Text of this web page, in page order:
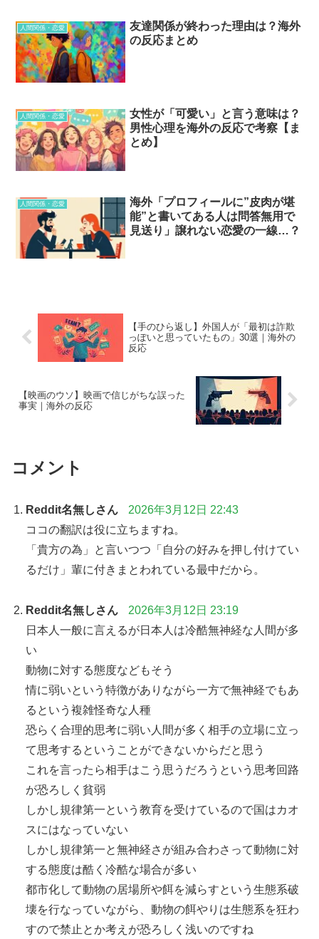
人間関係・恋愛
友達関係が終わった理由は？海外
の反応まとめ
人間関係・恋愛
女性が「可愛い」と言う意味は？
男性心理を海外の反応で考察【ま
とめ】
人間関係・恋愛
海外「プロフィールに”皮肉が堪
能”と書いてある人は問答無用で
見送り」譲れない恋愛の一線…？
【手のひら返し】外国人が「最初は詐欺
っぽいと思っていたもの」30選｜海外の
反応
【映画のウソ】映画で信じがちな誤った
事実｜海外の反応
コメント
Reddit名無しさん
2026年3月12日 22:43
ココの翻訳は役に立ちますね。
「貴方の為」と言いつつ「自分の好みを押し付けてい
るだけ」輩に付きまとわれている最中だから。
Reddit名無しさん
2026年3月12日 23:19
日本人一般に言えるが日本人は冷酷無神経な人間が多
い
動物に対する態度などもそう
情に弱いという特徴がありながら一方で無神経でもあ
るという複雑怪奇な人種
恐らく合理的思考に弱い人間が多く相手の立場に立っ
て思考するということができないからだと思う
これを言ったら相手はこう思うだろうという思考回路
が恐ろしく貧弱
しかし規律第一という教育を受けているので国はカオ
スにはなっていない
しかし規律第一と無神経さが組み合わさって動物に対
する態度は酷く冷酷な場合が多い
都市化して動物の居場所や餌を減らすという生態系破
壊を行なっていながら、動物の餌やりは生態系を狂わ
すので禁止とか考えが恐ろしく浅いのですね